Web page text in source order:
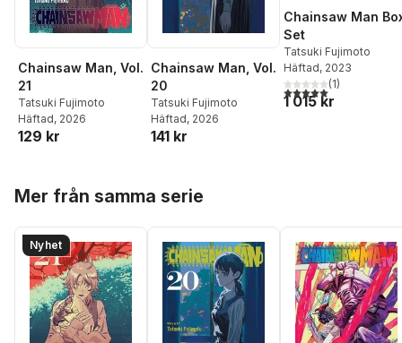
Chainsaw Man, Vol.
21
Tatsuki Fujimoto
Häftad, 2026
129 kr
Chainsaw Man, Vol.
20
Tatsuki Fujimoto
Häftad, 2026
141 kr
Chainsaw Man
Set
Tatsuki Fujimoto
Häftad, 2023
5,0utav 5 stjärnor.
(1)
1 015 kr
Mer från samma serie
Nyhet